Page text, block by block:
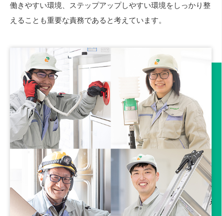
働きやすい環境、ステップアップしやすい環境をしっかり整
えることも重要な責務であると考えています。